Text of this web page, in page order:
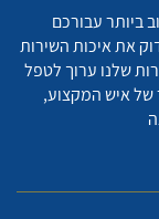
ביותר עבורכם
את איכות השירות
שלנו ערוך לטפל
של איש המקצוע,